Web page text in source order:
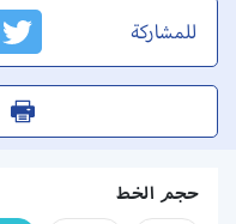
للمشاركة
حجم الخط